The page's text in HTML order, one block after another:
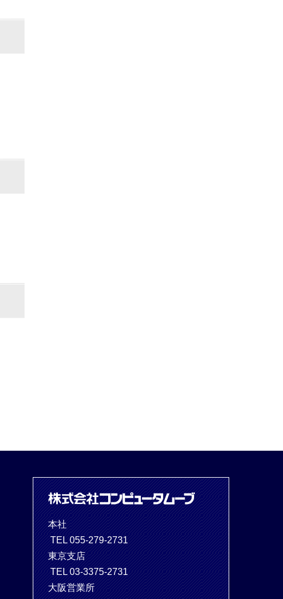
本社
TEL 055-279-2731
東京支店
TEL 03-3375-2731
大阪営業所